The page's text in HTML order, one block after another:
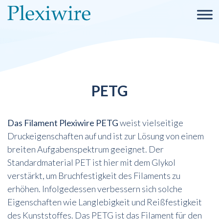
PETG
Das Filament Plexiwire PETGweist vielseitige
Druckeigenschaften auf und ist zur Lösung von einem
breiten Aufgabenspektrum geeignet. Der
Standardmaterial PET ist hier mit dem Glykol
verstärkt, um Bruchfestigkeit des Filaments zu
erhöhen. Infolgedessen verbessern sich solche
Eigenschaften wie Langlebigkeit und Reißfestigkeit
des Kunststoffes. Das PETG ist das Filament für den